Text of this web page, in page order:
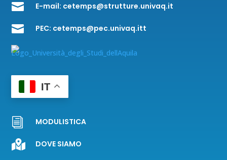
 E-mail: cetemps@strutture.univaq.it
 PEC: cetemps@pec.univaq.itt
IT
i MODULISTICA
 DOVE SIAMO